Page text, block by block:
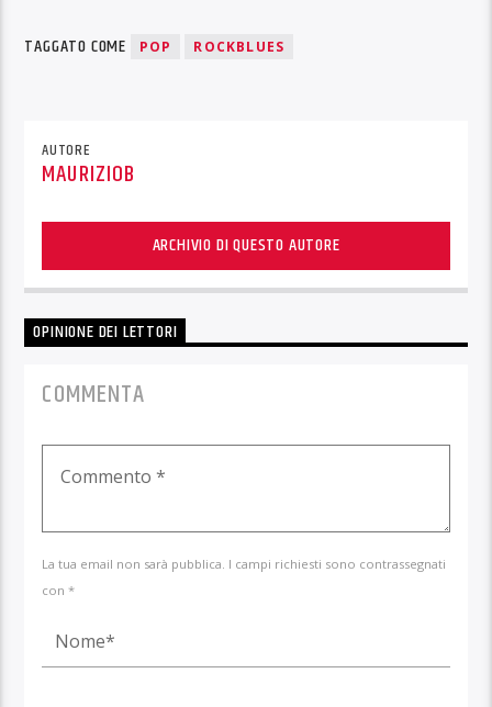
TAGGATO COME POP ROCKBLUES
AUTORE
MAURIZIOB
ARCHIVIO DI QUESTO AUTORE
OPINIONE DEI LETTORI
COMMENTA
La tua email non sarà pubblica. I campi richiesti sono contrassegnati
con *